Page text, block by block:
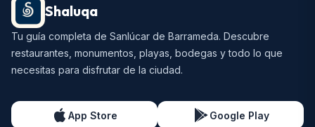
Shaluqa
Tu guía completa de Sanlúcar de Barrameda. Descubre
restaurantes, monumentos, playas, bodegas y todo lo que
necesitas para disfrutar de la ciudad.
App Store Google Play